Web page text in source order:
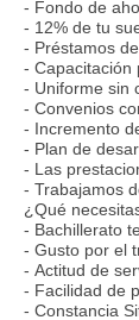
- Fondo de
- 12% de tu
- Préstamos
- Capacitación
- Uniforme sin
- Convenios
- Incremento
- Plan de
- Las
- Trabajamos
¿Qué
- Bachillerato
- Gusto por el
- Actitud de
- Facilidad de
- Constancia